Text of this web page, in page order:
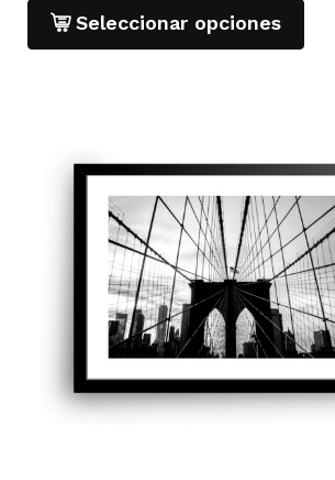
Seleccionar opciones